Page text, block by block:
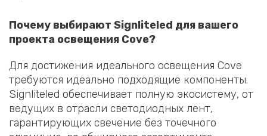
Почему выбирают Signliteled для вашего
проекта освещения Cove?
Для достижения идеального освещения Cove
требуются идеально подходящие компоненты.
Signliteled обеспечивает полную экосистему, от
ведущих в отрасли светодиодных лент,
гарантирующих свечение без точечного